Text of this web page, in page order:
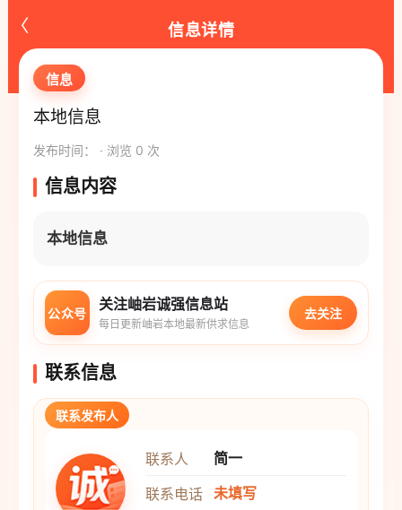
‹ 信息详情
信息
本地信息
发布时间： · 浏览 0 次
信息内容
本地信息
公众号
关注岫岩诚强信息站
每日更新岫岩本地最新供求信息
去关注
联系信息
联系发布人
联系人
简一
联系电话 未填写